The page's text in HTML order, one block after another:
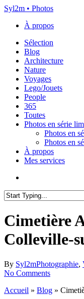
Skip
main
Syl2m • Photos
À propos
Menu
Sélection
Blog
Architecture
Nature
Voyages
Lego/Jouets
People
365
Toutes
Photos en série
Photos en
Photos en
À propos
Mes services
Search
Cimetière
Colleville-
By Syl2mPhotographie,
No Comments
Accueil » Blog »